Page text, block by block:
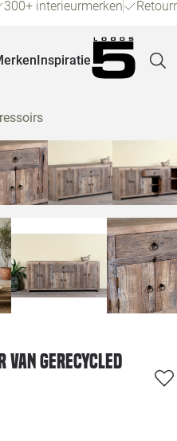
300+ interieurmerken
Inspiratie
van Gerecycled